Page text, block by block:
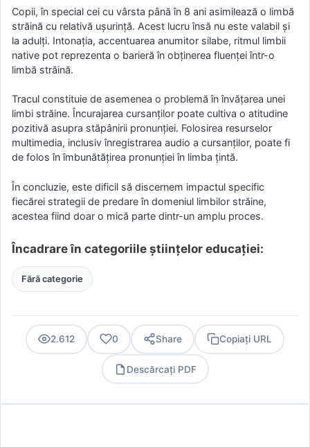
Copii, în special cei cu vârsta până în 8 ani asimilează o limbă
străină cu relativă ușurință. Acest lucru însă nu este valabil și
la adulți. Intonația, accentuarea anumitor silabe, ritmul limbii
native pot reprezenta o barieră în obținerea fluenței într-o
limbă străină.
Tracul constituie de asemenea o problemă în învățarea unei
limbi străine. Încurajarea cursanților poate cultiva o atitudine
pozitivă asupra stăpânirii pronunției. Folosirea resurselor
multimedia, inclusiv înregistrarea audio a cursanților, poate fi
de folos în îmbunătățirea pronunției în limba țintă.
În concluzie, este dificil să discernem impactul specific
fiecărei strategii de predare în domeniul limbilor străine,
acestea fiind doar o mică parte dintr-un amplu proces.
Încadrare în categoriile științelor educației:
Fără categorie
2.612 0 Share Copiați URL
Descărcați PDF